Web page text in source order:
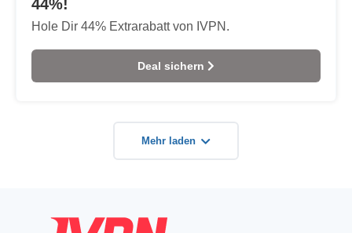
44%!
Hole Dir 44% Extrarabatt von IVPN.
Deal sichern
Mehr laden